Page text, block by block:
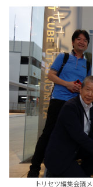
トリセツ編集会議